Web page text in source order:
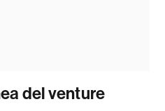
del venture